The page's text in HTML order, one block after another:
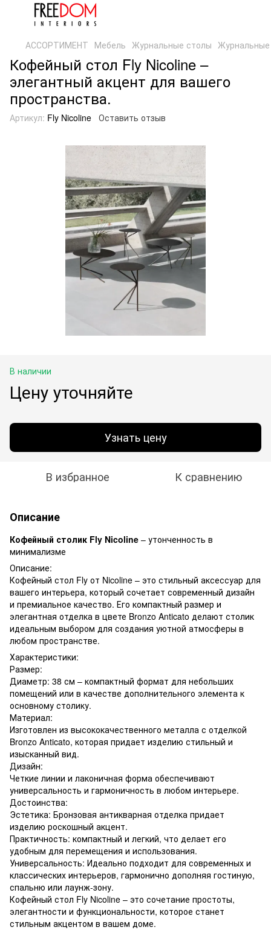
АССОРТИМЕНТ Мебель Журнальные столы
Кофейный стол Fly Nicoline –
элегантный акцент для вашего
пространства.
Артикул: Fly Nicoline Оставить отзыв
В наличии
Цену уточняйте
Узнать цену
В избранное К сравнению
Описание
Кофейный столик Fly Nicoline – утонченность в
минимализме
Описание:
Кофейный стол Fly от Nicoline – это стильный аксессуар для
вашего интерьера, который сочетает современный дизайн
и премиальное качество. Его компактный размер и
элегантная отделка в цвете Bronzo Anticato делают столик
идеальным выбором для создания уютной атмосферы в
любом пространстве.
Характеристики:
Размер:
Диаметр: 38 см – компактный формат для небольших
помещений или в качестве дополнительного элемента к
основному столику.
Материал:
Изготовлен из высококачественного металла с отделкой
Bronzo Anticato, которая придает изделию стильный и
изысканный вид.
Дизайн:
Четкие линии и лаконичная форма обеспечивают
универсальность и гармоничность в любом интерьере.
Достоинства:
Эстетика: Бронзовая антикварная отделка придает
изделию роскошный акцент.
Практичность: компактный и легкий, что делает его
удобным для перемещения и использования.
Универсальность: Идеально подходит для современных и
классических интерьеров, гармонично дополняя гостиную,
спальню или лаунж-зону.
Кофейный стол Fly Nicoline – это сочетание простоты,
элегантности и функциональности, которое станет
стильным акцентом в вашем доме.